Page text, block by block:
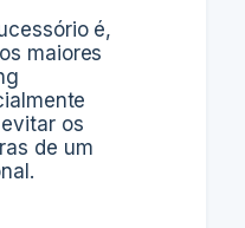
é,
maiores
os
de um